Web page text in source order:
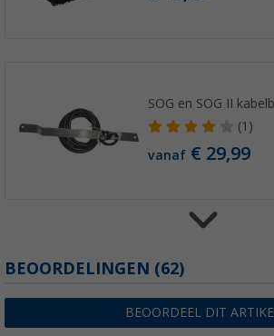
SOG en SOG II
(1)
vanaf € 29,99
SOG en SOG II
vanaf€ 8,99
BEOORDELINGEN (62)
BEOORDEEL DIT